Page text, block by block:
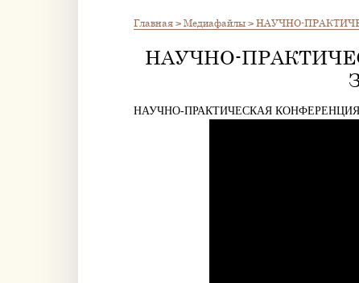
Главная>Медиафайлы>НАУЧНО-
НАУЧНО-
НАУЧНО-ПРАКТИЧЕСКАЯ КОНФЕРЕНЦИЯ